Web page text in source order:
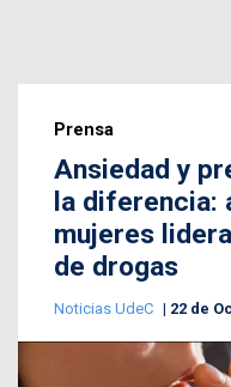
Prensa
Ansiedad y
la diferencia:
mujeres
de drogas
Noticias UdeC 22 de